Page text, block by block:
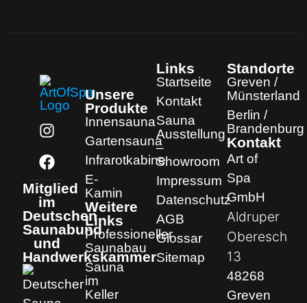
Mitglied
im
Deutschen
Saunabund
und
Handwerkskammer
Unsere
Produkte
Innensauna
Gartensauna
Infrarotkabine
E-
Kamin
Weitere
Links
Professioneller
Saunabau
Sauna
im
Keller
Links
Startseite
Kontakt
Sauna
Ausstellung
–
Showroom
Impressum
Datenschutz
AGB
Glossar
Sitemap
Standorte
Greven /
Münsterland
Berlin /
Brandenburg
Kontakt
Art of
Spa
GmbH
Aldruper
Oberesch
13
48268
Greven